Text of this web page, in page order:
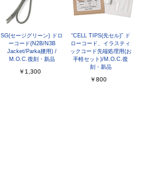
SG(セージグリーン) ドロ
ーコード(N2B/N3B
Jacket/Parka腰用) /
M.O.C.復刻・新品
￥1,300
“CELL TIPS(先セル)” ド
ローコード、イラスティ
ックコード先端処理用(お
手軽セット)/M.O.C.復
刻・新品
￥800